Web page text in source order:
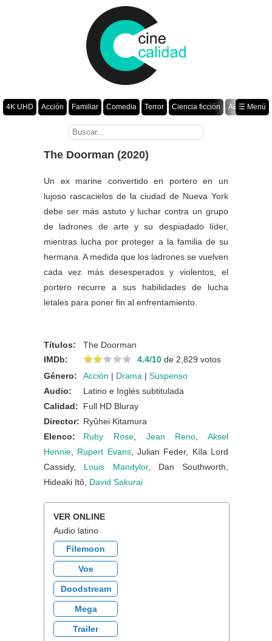
4K UHD Acción Familiar Comedia Terror Ciencia ficción
Aventura
Romance Fantasía Drama Animación Crimen
☰ Menú
The Doorman (2020)
Un ex marine convertido en portero en un
lujoso rascacielos de la ciudad de Nueva York
debe ser más astuto y luchar contra un grupo
de ladrones de arte y su despiadado líder,
mientras lucha por proteger a la familia de su
hermana. A medida que los ladrones se vuelven
cada vez más desesperados y violentos, el
portero recurre a sus habilidades de lucha
letales para poner fin al enfrentamiento.
Títulos:
The Doorman
IMDb:
★★★★★
★★★★★ 4.4/10 de 2,829 votos
Género:
Acción | Drama | Suspenso
Audio:
Latino e Inglés subtitulada
Calidad:
Full HD Bluray
Director: Ryûhei Kitamura
Elenco:
Ruby Rose, Jean Reno
Aksel
Hennie
Rupert Evans, Julian Feder, Kíla Lord
Cassidy, Louis Mandylor, Dan Southworth,
Hideaki Itô, David Sakurai
VER ONLINE
Audio latino
Filemoon
Voe
Doodstream
Mega
Trailer